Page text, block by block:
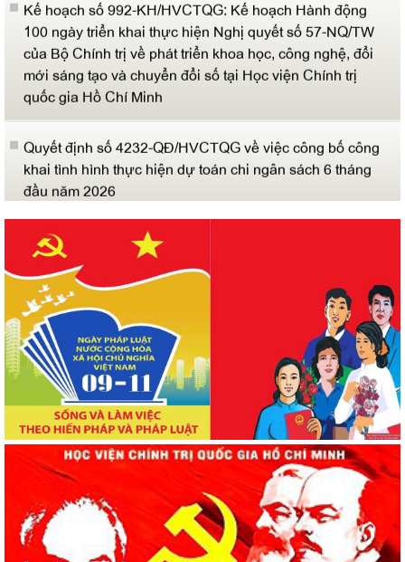
của Bộ Chính trị về phát triển khoa học, công nghệ, đổi
mới sáng tạo và chuyển đổi số tại Học viện Chính trị
quốc gia Hồ Chí Minh
Quyết định số 4232-QĐ/HVCTQG về việc công bố công
đầu năm 2026
Thông báo số 615-TB/HVCTQGHCM về kết quả xét bổ
nhiệm lại, công nhận và bổ nhiệm chức danh giáo sư,
phó giáo sư Học viện
Quyết định số 1258-QĐ/HVCTQG về việc công khai tình
hình quản lý, sử dụng tài sản công năm 2025
Quyết định số 4404-QĐ/HVCTQGHCM về việc cấp
chứng chỉ công nhận hoàn thành bổ sung kiến thức dự
tuyển đào tạo trình độ thạc sĩ năm 2026
Kế hoạch số 992-KH/HVCTQG: Kế hoạch Hành động
100 ngày triển khai thực hiện Nghị quyết số 57-NQ/TW
của Bộ Chính trị về phát triển khoa học, công nghệ, đổi
mới sáng tạo và chuyển đổi số tại Học viện Chính trị
quốc gia Hồ Chí Minh